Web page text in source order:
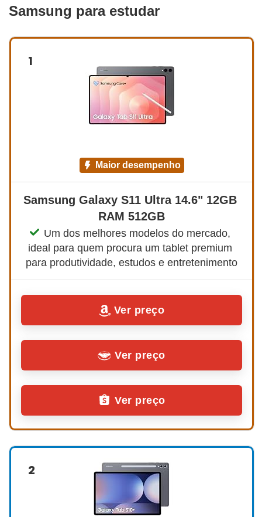
Samsung para estudar
1
maior desempenho
Samsung Galaxy S11 Ultra 14.6" 12GB
RAM 512GB
Um dos melhores modelos do mercado,
ideal para quem procura um tablet premium
para produtividade, estudos e entretenimento
Ver preço
Ver preço
Ver preço
2